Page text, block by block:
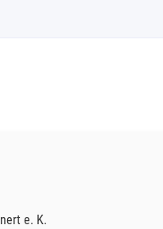
e. K.